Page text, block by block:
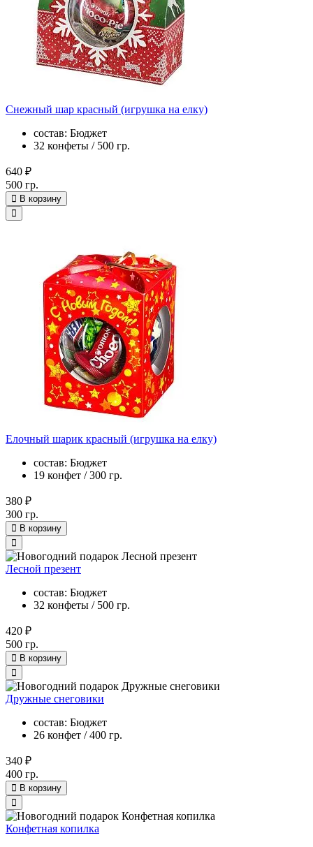
Снежный шар красный (игрушка на елку)
состав: Бюджет
32 конфеты / 500 гр.
640 ₽
500 гр.
В корзину
Елочный шарик красный (игрушка на елку)
состав: Бюджет
19 конфет / 300 гр.
380 ₽
300 гр.
В корзину
Лесной презент
состав: Бюджет
32 конфеты / 500 гр.
420 ₽
500 гр.
В корзину
Дружные снеговики
состав: Бюджет
26 конфет / 400 гр.
340 ₽
400 гр.
В корзину
Конфетная копилка